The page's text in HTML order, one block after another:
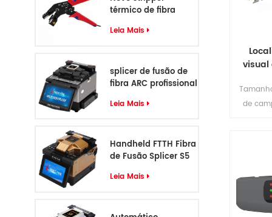
térmico de fibra
Leia Mais
splicer de fusão de
fibra ARC profissional
Leia Mais
Handheld FTTH Fibra
de Fusão Splicer S5
Leia Mais
visual
de